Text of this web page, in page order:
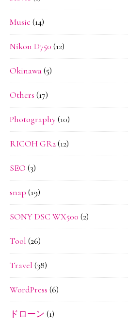
Music (14)
Nikon D750 (12)
Okinawa(5)
Others (17)
Photography(10)
RICOH GR2(12)
SEO (3)
snap (19)
SONY DSC WX500 (2)
Tool (26)
Travel (38)
WordPress (6)
ドローン (1)